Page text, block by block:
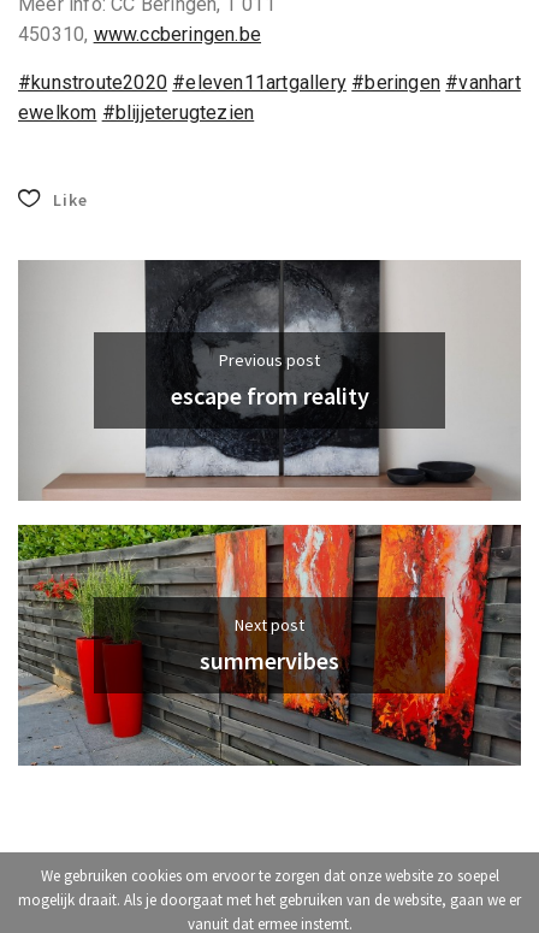
450310, www.ccberingen.be
#kunstroute2020 #eleven11artgallery #beringen #vanhart
ewelkom #blijjeterugtezien
Like
Previous post
escape from reality
Next post
summervibes
helena olewicz© 2019. Designed by designworx
We gebruiken cookies om ervoor te zorgen dat onze website zo soepel
mogelijk draait. Als je doorgaat met het gebruiken van de website, gaan we er
vanuit dat ermee instemt.